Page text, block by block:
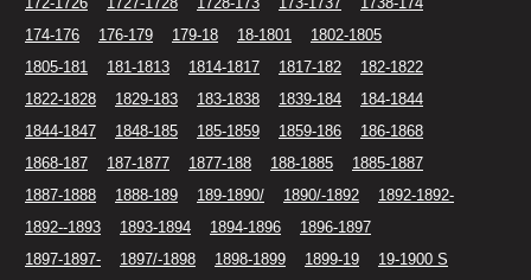
174-176
176-179 179-18 18-1801
1802-1805
1805-181
181-1813 1814-1817 1817-182
182-1822
1822-1828
1829-183 183-1838 1839-184
184-1844
1844-1847
1848-185 185-1859 1859-186
186-1868
1868-187
187-1877 1877-188 188-1885
1885-1887
1887-1888
1888-189 189-1890/ 1890/-1892
1892-1892-
1892--1893
1893-1894 1894-1896
1896-1897
1897-1897-
1897/-1898 1898-1899 1899-19
19-1900 S